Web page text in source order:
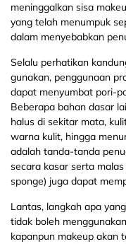
meninggalkan sisa
yang telah menumpuk
dalam menyebabkan
Selalu perhatikan
gunakan, penggunaan
dapat menyumbat pori-
Beberapa bahan dasar
halus di sekitar mata,
warna kulit, hingga
adalah tanda-tanda
secara kasar serta
sponge) juga dapat
Lantas, langkah apa
tidak boleh
kapanpun makeup akan